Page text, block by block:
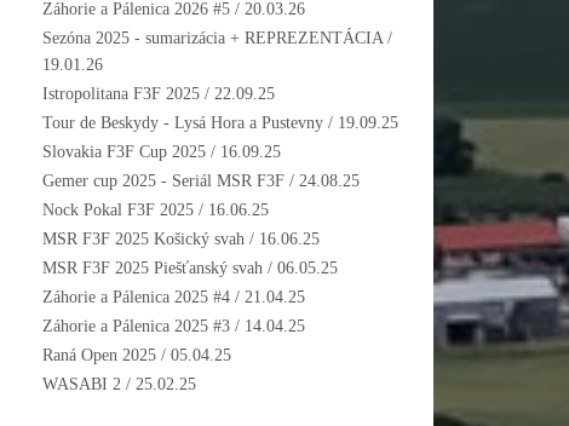
Záhorie a Pálenica 2026 #5/ 20.03.26
Sezóna 2025 - sumarizácia + REPREZENTÁCIA/
19.01.26
Istropolitana F3F 2025/ 22.09.25
Tour de Beskydy - Lysá Hora a Pustevny/ 19.09.25
Slovakia F3F Cup 2025/ 16.09.25
Gemer cup 2025 - Seriál MSR F3F/ 24.08.25
Nock Pokal F3F 2025/ 16.06.25
MSR F3F 2025 Košický svah / 16.06.25
MSR F3F 2025 Piešťanský svah / 06.05.25
Záhorie a Pálenica 2025 #4/ 21.04.25
Záhorie a Pálenica 2025 #3/ 14.04.25
Raná Open 2025/ 05.04.25
WASABI 2 / 25.02.25